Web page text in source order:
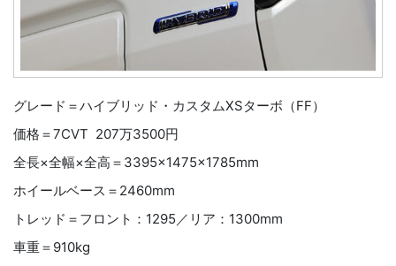
グレード＝ハイブリッド・カスタムXSターボ（FF）
価格＝7CVT 207万3500円
全長×全幅×全高＝3395×1475×1785mm
ホイールベース＝2460mm
トレッド＝フロント：1295／リア：1300mm
車重＝910kg